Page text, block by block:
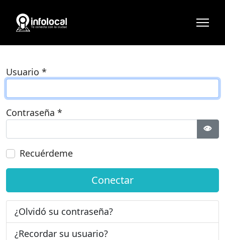
Usuario *
Contraseña *
Recuérdeme
Conectar
¿Olvidó su contraseña?
¿Recordar su usuario?